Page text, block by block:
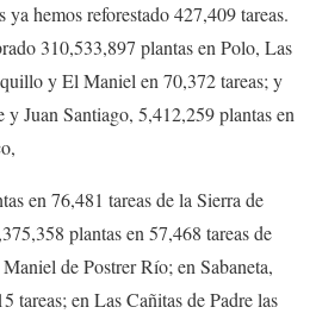
hemos reforestado 427,409 tareas.
310,533,897 plantas en Polo, Las
y El Maniel en 70,372 tareas; y
Juan Santiago, 5,412,259 plantas en
en 76,481 tareas de la Sierra de
plantas en 57,468 tareas de
de Postrer Río; en Sabaneta,
tareas; en Las Cañitas de Padre las